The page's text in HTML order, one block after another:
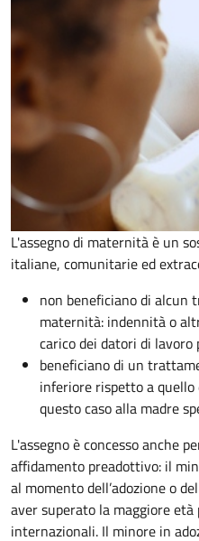
L'assegno di maternità è un
italiane, comunitarie ed
non beneficiano di alcun
maternità: indennità o
carico dei datori di
beneficiano di un
inferiore rispetto a quello
questo caso alla madre
L'assegno è concesso anche
affidamento preadottivo: il
al momento dell’adozione o
aver superato la maggiore
internazionali. Il minore in